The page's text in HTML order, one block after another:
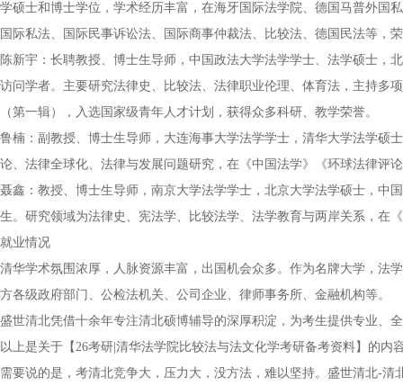
学硕士和博士学位，学术经历丰富，在海牙国际法学院、德国马普外国
国际私法、国际民事诉讼法、国际商事仲裁法、比较法、德国民法等，
陈新宇：长聘教授、博士生导师，中国政法大学法学学士、法学硕士，
访问学者。主要研究法律史、比较法、法律职业伦理、体育法，主持多
（第一辑），入选国家级青年人才计划，获得众多科研、教学荣誉。
鲁楠：副教授、博士生导师，大连海事大学法学学士，清华大学法学硕
论、法律全球化、法律与发展问题研究，在《中国法学》《环球法律评
聂鑫：教授、博士生导师，南京大学法学学士，北京大学法学硕士，中
生。研究领域为法律史、宪法学、比较法学、法学教育与两岸关系，在
就业情况
清华学术氛围浓厚，人脉资源丰富，出国机会众多。作为名牌大学，法
方各级政府部门、公检法机关、公司企业、律师事务所、金融机构等。
盛世清北凭借十余年专注清北硕博辅导的深厚积淀，为考生提供专业、
以上是关于【26考研|清华法学院比较法与法文化学考研备考资料】的
需要说的是，考清北竞争大，压力大，没方法，难以坚持。盛世清北-